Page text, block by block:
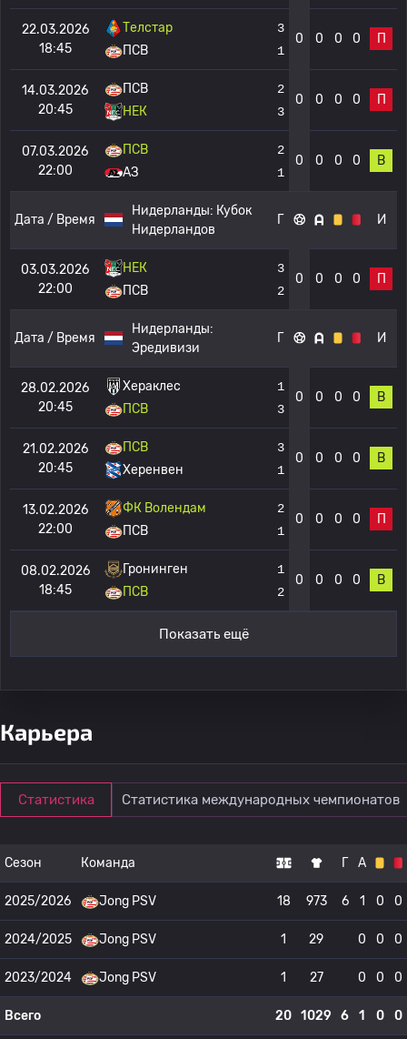
22.03.2026
18:45
Телстар
ПСВ
3
1
0 0 0 0 П
14.03.2026
20:45
ПСВ
НЕК
2
3
0 0 0 0 П
07.03.2026
22:00
ПСВ
АЗ
2
1
0 0 0 0 В
Дата / Время
Нидерланды: Кубок
Нидерландов
Г И
03.03.2026
22:00
НЕК
ПСВ
3
2
0 0 0 0 П
Дата / Время
Нидерланды:
Эредивизи
Г И
28.02.2026
20:45
Хераклес
ПСВ
1
3
0 0 0 0 В
21.02.2026
20:45
ПСВ
Херенвен
3
1
0 0 0 0 В
13.02.2026
22:00
ФК Волендам
ПСВ
2
1
0 0 0 0 П
08.02.2026
18:45
Гронинген
ПСВ
1
2
0 0 0 0 В
Показать ещё
Карьера
Статистика Статистика международных чемпионатов
Сезон Команда Г А
2025/2026 Jong PSV 18 973 6 1 0 0
2024/2025 Jong PSV 1 29 0 0 0
2023/2024 Jong PSV 1 27 0 0 0
Всего 20 1029 6 1 0 0